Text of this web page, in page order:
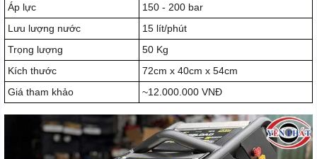
Áp lực
150 - 200 bar
Lưu lượng nước
15 lít/phút
Trọng lượng
50 Kg
Kích thước
72cm x 40cm x 54cm
Giá tham khảo
~12.000.000 VNĐ